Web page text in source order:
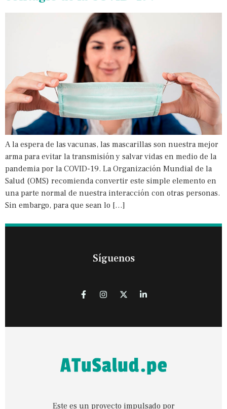
A la espera de las vacunas, las mascarillas son nuestra mejor
arma para evitar la transmisión y salvar vidas en medio de la
pandemia por la COVID-19. La Organización Mundial de la
Salud (OMS) recomienda convertir este simple elemento en
una parte normal de nuestra interacción con otras personas.
Sin embargo, para que sean lo […]
Síguenos
Este es un proyecto impulsado por